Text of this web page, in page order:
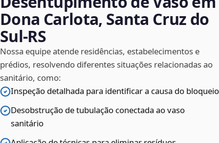
Dona Carlota, Santa Cruz do
Sul‑RS
Nossa equipe atende residências, estabelecimentos e
prédios, resolvendo diferentes situações relacionadas ao
sanitário, como:
Inspeção detalhada para identificar a causa do bloqueio
Desobstrução de tubulação conectada ao vaso
sanitário